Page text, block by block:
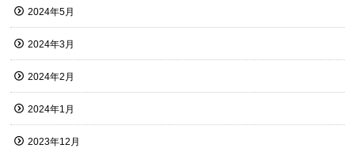
2024年5月
2024年3月
2024年2月
2024年1月
2023年12月